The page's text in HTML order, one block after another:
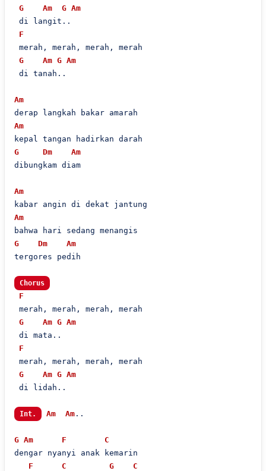
G
Am G Am
di langit..
F
merah, merah, merah, merah
G
Am G Am
di tanah..
Am
Am
G
Dm
Am
dibungkam diam
Am
Am
G
Dm
Am
tergores pedih
Chorus
F
merah, merah, merah, merah
G
Am G Am
di mata..
F
merah, merah, merah, merah
G
Am G Am
di lidah..
Int. Am Am..
G Am F
C
dengar nyanyi anak kemarin
F
C G
C